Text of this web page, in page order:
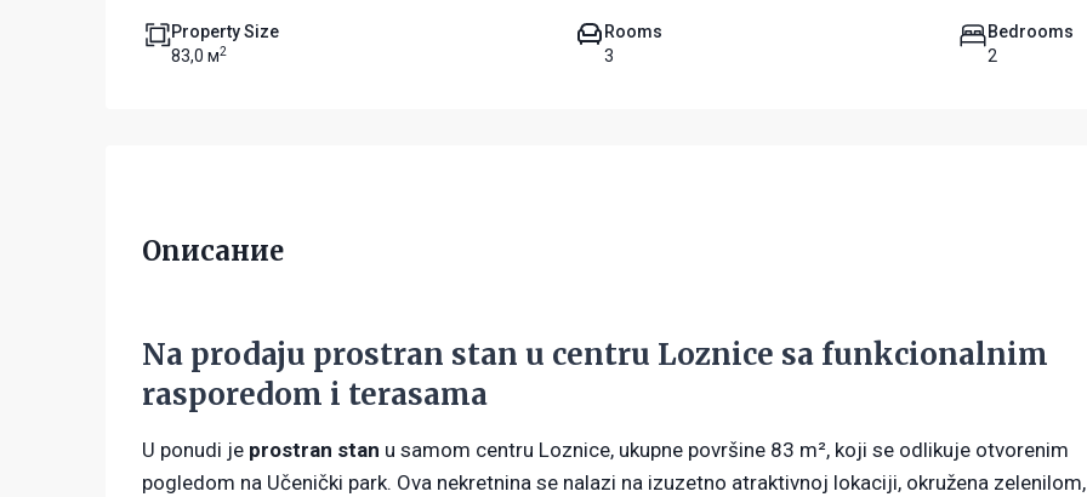
Property Size
83,0 м2
Rooms
3
Bedrooms
2
Описание
Na prodaju prostran stan u centru Loznice sa funkcionalnim
rasporedom i terasama
U ponudi je prostran stan u samom centru Loznice, ukupne površine 83 m², koji se odlikuje otvorenim
pogledom na Učenički park. Ova nekretnina se nalazi na izuzetno atraktivnoj lokaciji, okružena